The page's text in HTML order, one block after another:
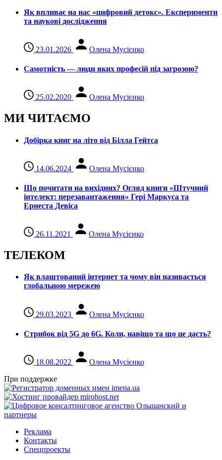
Як впливає на нас «цифровий детокс». Експерименти
та наукові дослідження
23.01.2026 Олена Мусієнко
Самотність — люди яких професій під загрозою?
25.02.2020 Олена Мусієнко
МИ ЧИТАЄМО
Добірка книг на літо від Білла Гейтса
14.06.2024 Олена Мусієнко
Що почитати на вихідних? Огляд книги «Штучний
інтелект: перезавантаження» Гері Маркуса та
Ернеста Девіса
26.11.2021 Олена Мусієнко
ТЕЛЕКОМ
Як влаштований інтернет та чому він називається
глобальною мережею
29.03.2023 Олена Мусієнко
Стрибок від 5G до 6G. Коли, навіщо та що це даcть?
18.08.2022
Олена Мусієнко
При поддержке
Реклама
Контакты
Спецпроекты